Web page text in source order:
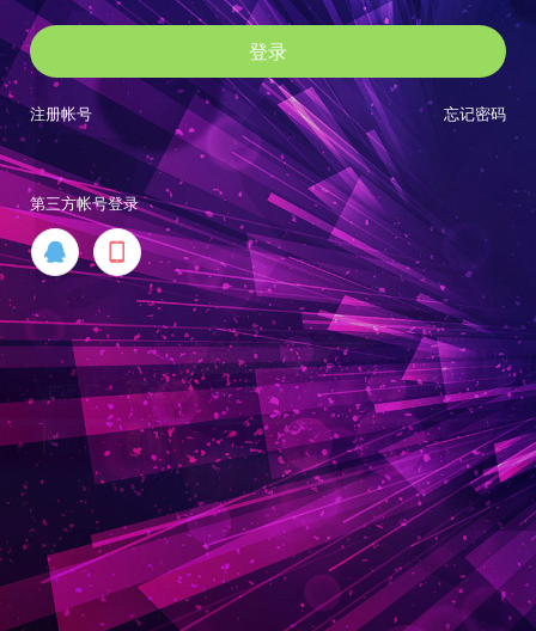
登录
忘记密码
注册帐号
第三方帐号登录
 